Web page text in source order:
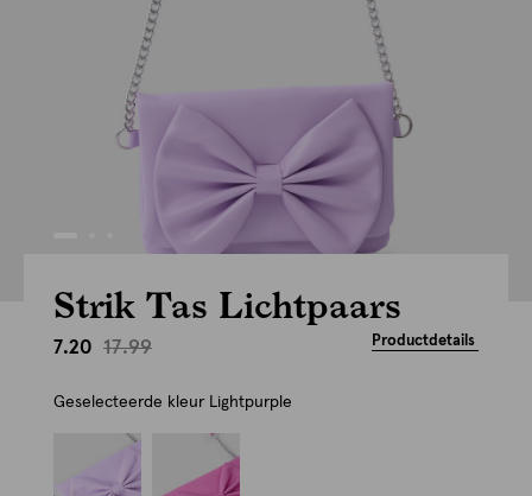
Strik Tas Lichtpaars
7.20 17.99 Productdetails
Geselecteerde kleur Lightpurple